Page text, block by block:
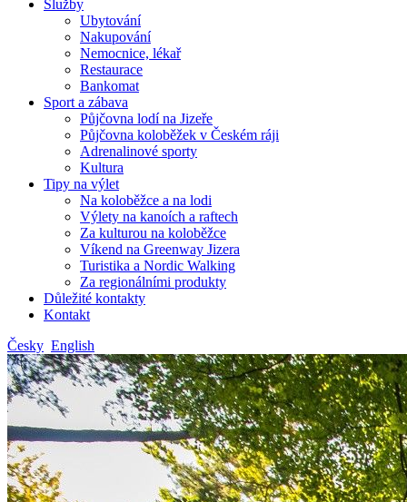
Služby
Ubytování
Nakupování
Nemocnice, lékař
Restaurace
Bankomat
Sport a zábava
Půjčovna lodí na Jizeře
Půjčovna koloběžek v Českém ráji
Adrenalinové sporty
Kultura
Tipy na výlet
Na koloběžce a na lodi
Výlety na kanoích a raftech
Za kulturou na koloběžce
Víkend na Greenway Jizera
Turistika a Nordic Walking
Za regionálními produkty
Důležité kontakty
Kontakt
Česky English